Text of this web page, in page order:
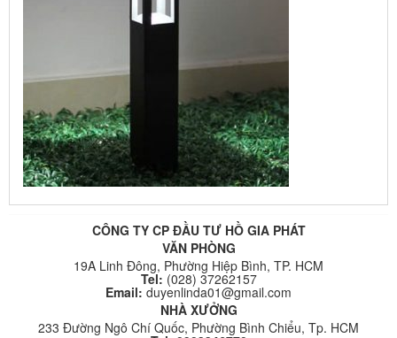
CÔNG TY CP ĐẦU TƯ HỒ GIA PHÁT
VĂN PHÒNG
19A Linh Đông, Phường Hiệp Bình, TP. HCM
Tel: (028) 37262157
Email: duyenlinda01@gmail.com
NHÀ XƯỞNG
233 Đường Ngô Chí Quốc, Phường Bình Chiểu, Tp. HCM